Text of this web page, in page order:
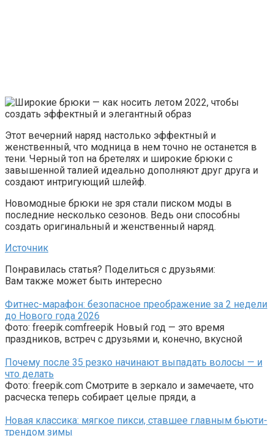
Этот вечерний наряд настолько эффектный и
женственный, что модница в нем точно не останется в
тени. Черный топ на бретелях и широкие брюки с
завышенной талией идеально дополняют друг друга и
создают интригующий шлейф.
Новомодные брюки не зря стали писком моды в
последние несколько сезонов. Ведь они способны
создать оригинальный и женственный наряд.
Источник
Понравилась статья? Поделиться с друзьями:
Вам также может быть интересно
Фитнес-марафон: безопасное преображение за 2 недели
до Нового года 2026
Фото: freepik.comfreepik Новый год — это время
праздников, встреч с друзьями и, конечно, вкусной
Почему после 35 резко начинают выпадать волосы — и
что делать
Фото: freepik.com Смотрите в зеркало и замечаете, что
расческа теперь собирает целые пряди, а
Новая классика: мягкое пикси, ставшее главным бьюти-
трендом зимы